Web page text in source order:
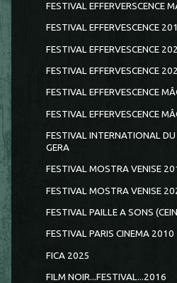
FESTIVAL EFFERVERSCENCE
FESTIVAL EFFERVESCENCE
FESTIVAL EFFERVESCENCE
FESTIVAL EFFERVESCENCE
FESTIVAL EFFERVESCENCE
FESTIVAL EFFERVESCENCE
FESTIVAL INTERNATIONAL
GERA
FESTIVAL MOSTRA VENISE
FESTIVAL MOSTRA VENISE
FESTIVAL PAILLE A SONS
FESTIVAL PARIS CINEMA 2010
FICA 2025
FILM NOIR...FESTIVAL...2016